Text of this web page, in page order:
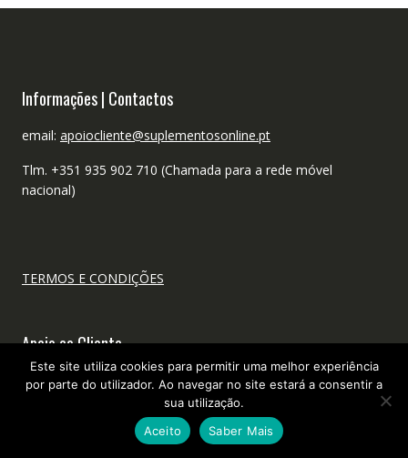
Informações | Contactos
email: apoiocliente@suplementosonline.pt
Tlm. +351 935 902 710 (Chamada para a rede móvel
nacional)
TERMOS E CONDIÇÕES
Apoio ao Cliente
Como encomendar?
Envio de encomendas
Este site utiliza cookies para permitir uma melhor experiência
por parte do utilizador. Ao navegar no site estará a consentir a
sua utilização.
Aceito
Saber Mais